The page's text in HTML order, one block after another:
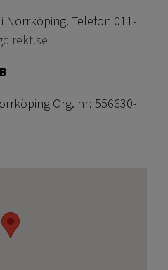
Norrköping. Telefon 011-
Org. nr: 556630-